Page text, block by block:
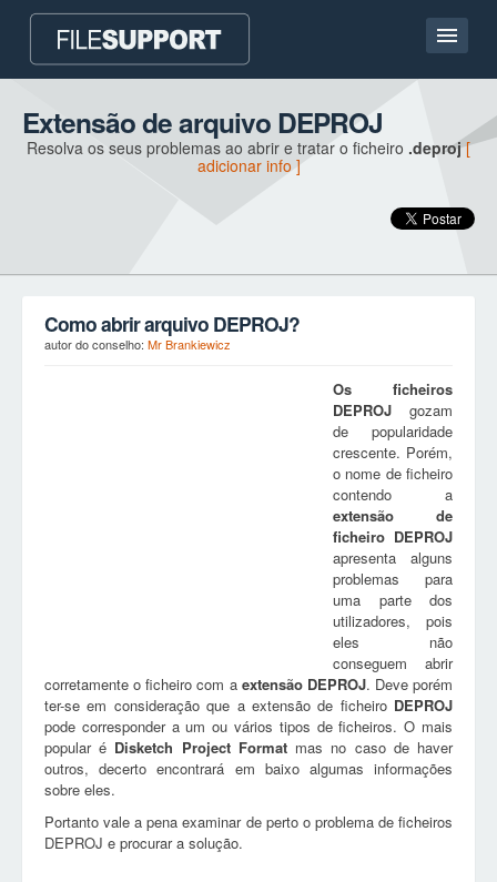
Casa
Contato
Extensão de arquivo DEPROJ
Resolva os seus problemas ao abrir e tratar o ficheiro .deproj [
adicionar info ]
Como abrir arquivo DEPROJ?
autor do conselho: Mr Brankiewicz
Os ficheiros
DEPROJ gozam
de popularidade
crescente. Porém,
o nome de ficheiro
contendo a
extensão de
ficheiro DEPROJ
apresenta alguns
problemas para
uma parte dos
utilizadores, pois
eles não
conseguem abrir
corretamente o ficheiro com a extensão DEPROJ. Deve porém
ter-se em consideração que a extensão de ficheiro DEPROJ
pode corresponder a um ou vários tipos de ficheiros. O mais
popular é Disketch Project Formatmas no caso de haver
outros, decerto encontrará em baixo algumas informações
sobre eles.
Portanto vale a pena examinar de perto o problema de ficheiros
DEPROJ e procurar a solução.